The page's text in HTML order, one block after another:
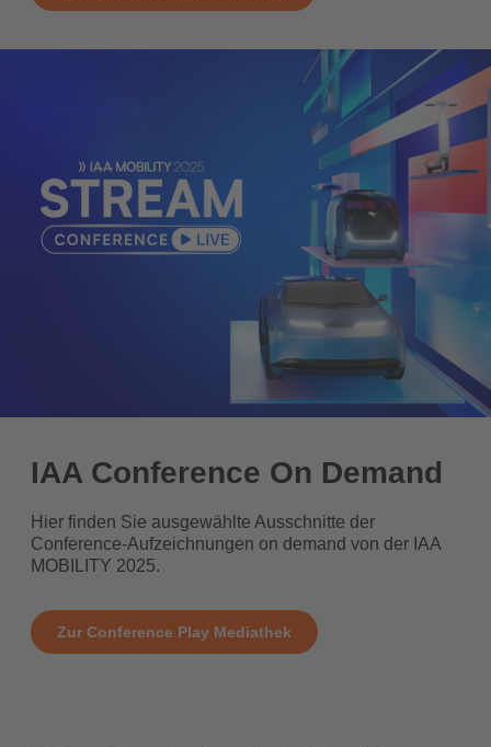
IAA Conference On Demand
Hier finden Sie ausgewählte Ausschnitte der
Conference-Aufzeichnungen on demand von der IAA
MOBILITY 2025.
Zur Conference Play Mediathek